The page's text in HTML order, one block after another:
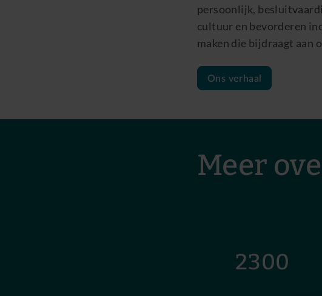
persoonlijk,
cultuur en bevorderen
maken die bijdraagt aan
Ons verhaal
Meer
2300